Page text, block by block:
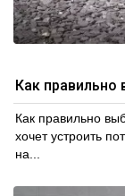
Как
Как правильно
хочет устроить
на...